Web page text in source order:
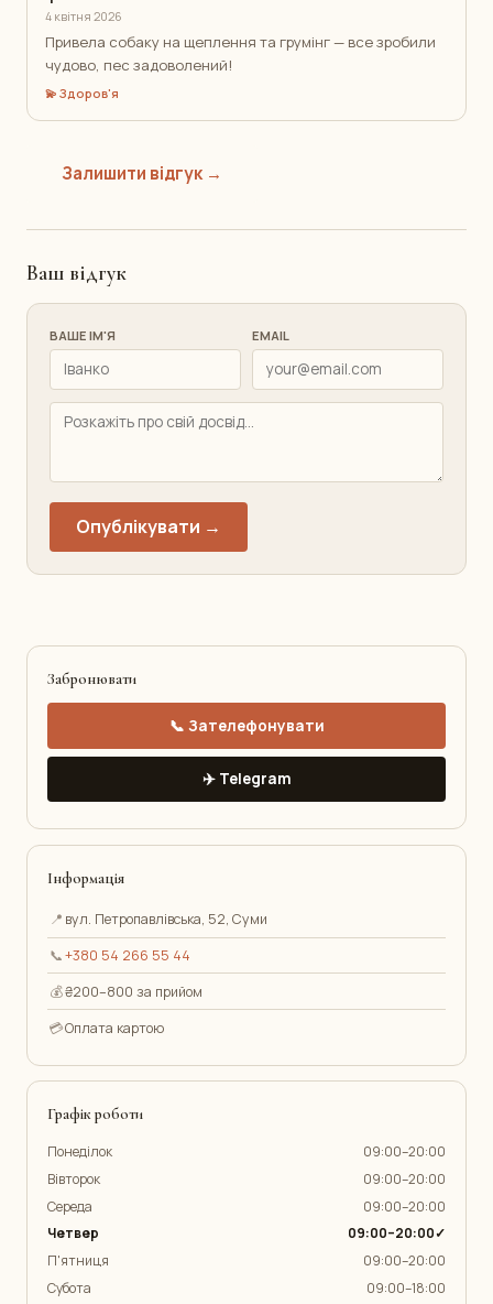
4 квітня 2026
Привела собаку на щеплення та грумінг — все зробили
чудово, пес задоволений!
💫 Здоров'я
Залишити відгук →
Ваш відгук
ВАШЕ ІМ'Я EMAIL
Опублікувати →
Забронювати
📞 Зателефонувати
✈️ Telegram
Інформація
📍 вул. Петропавлівська, 52, Суми
📞+380 54 266 55 44
💰₴200–800 за прийом
💳Оплата картою
Графік роботи
Понеділок
09:00–20:00
Вівторок
09:00–20:00
Середа
09:00–20:00
Четвер
09:00–20:00✓
П'ятниця
09:00–20:00
Субота
09:00–18:00